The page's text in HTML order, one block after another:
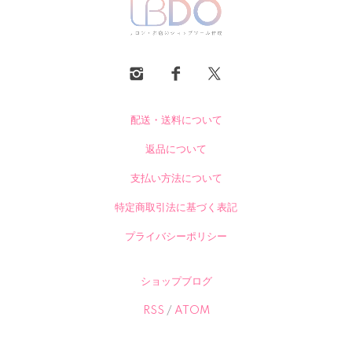
配送・送料について
返品について
支払い方法について
特定商取引法に基づく表記
プライバシーポリシー
ショップブログ
RSS / ATOM